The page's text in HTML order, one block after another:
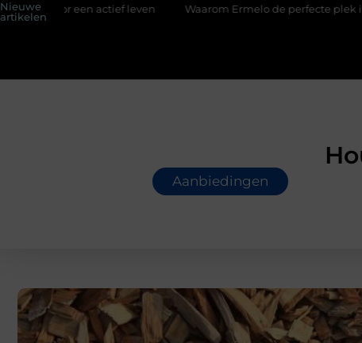
Nieuwe
artikelen
leven Waarom Ermelo de perfecte plek is voor jouw
Aanbiedingen